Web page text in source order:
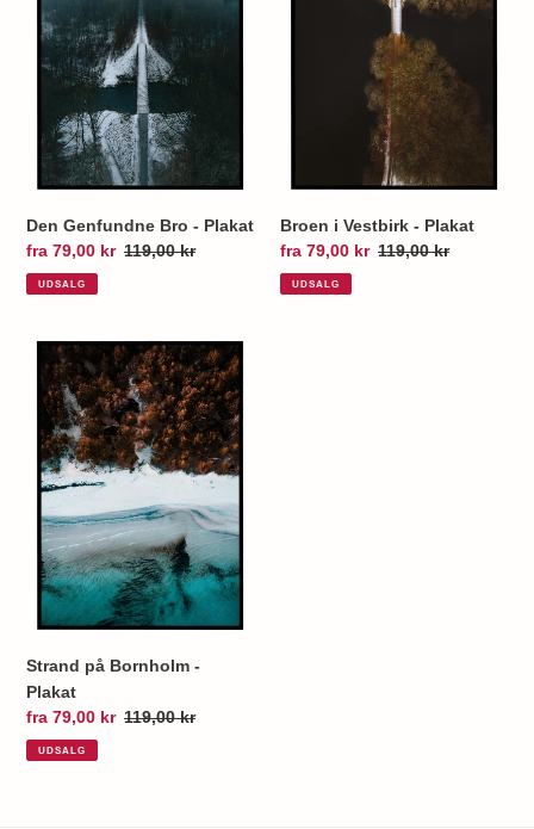
Plakat
Den Genfundne Bro - Plakat
Udsalgspris
fra 79,00 kr Normalpris
119,00 kr
UDSALG
Broen i Vestbirk - Plakat
Udsalgspris
fra 79,00 kr Normalpris
119,00 kr
UDSALG
Strand
på
Bornholm
Plakat
Strand på Bornholm -
Plakat
Udsalgspris
fra 79,00 kr Normalpris
119,00 kr
UDSALG